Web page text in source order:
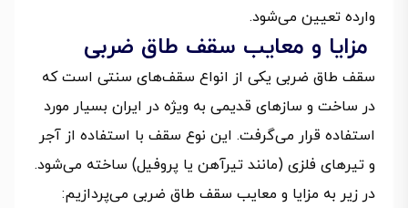
وارده تعیین می‌شود.
مزایا و معایب سقف طاق ضربی
سقف طاق ضربی یکی از انواع سقف‌های سنتی است که
در ساخت و سازهای قدیمی به ویژه در ایران بسیار مورد
استفاده قرار می‌گرفت. این نوع سقف با استفاده از آجر
و تیرهای فلزی (مانند تیرآهن یا پروفیل) ساخته می‌شود.
در زیر به مزایا و معایب سقف طاق ضربی می‌پردازیم: